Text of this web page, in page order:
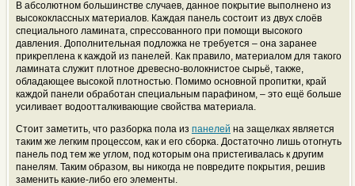
В абсолютном большинстве случаев, данное покрытие выполнено из
высококлассных материалов. Каждая панель состоит из двух слоёв
специального ламината, спрессованного при помощи высокого
давления. Дополнительная подложка не требуется – она заранее
прикреплена к каждой из панелей. Как правило, материалом для такого
ламината служит плотное древесно-волокнистое сырьё, также,
обладающее высокой плотностью. Помимо основной пропитки, край
каждой панели обработан специальным парафином, – это ещё больше
усиливает водоотталкивающие свойства материала.
Стоит заметить, что разборка пола из панелей на защелках является
таким же легким процессом, как и его сборка. Достаточно лишь отогнуть
панель под тем же углом, под которым она пристегивалась к другим
панелям. Таким образом, вы никогда не повредите покрытия, решив
заменить какие-либо его элементы.